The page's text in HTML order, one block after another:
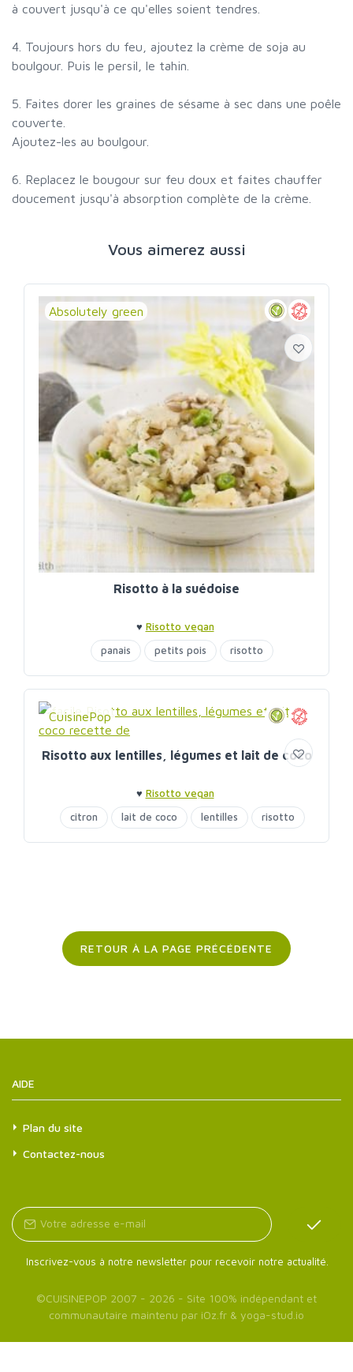
à couvert jusqu'à ce qu'elles soient tendres.
4. Toujours hors du feu, ajoutez la crème de soja au
boulgour. Puis le persil, le tahin.
5. Faites dorer les graines de sésame à sec dans une poêle
couverte.
Ajoutez-les au boulgour.
6. Replacez le bougour sur feu doux et faites chauffer
doucement jusqu'à absorption complète de la crème.
Vous aimerez aussi
Absolutely green
Risotto à la suédoise
♥ Risotto vegan
panais
petits pois risotto
CuisinePop
Risotto aux lentilles, légumes et lait de coco
♥ Risotto vegan
citron
lait de coco lentilles risotto
RETOUR À LA PAGE PRÉCÉDENTE
AIDE
Plan du site
Contactez-nous
Inscrivez-vous à notre newsletter pour recevoir notre actualité.
©CUISINEPOP 2007 - 2026 - Site 100% indépendant et
communautaire maintenu par iOz.fr & yoga-stud.io